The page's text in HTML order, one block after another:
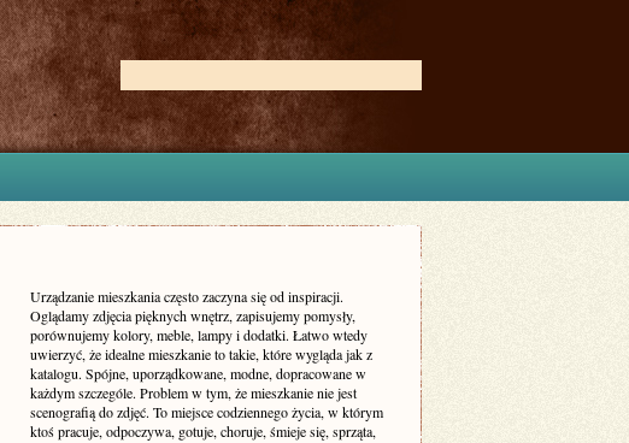
Urządzanie mieszkania często zaczyna się od inspiracji.
Oglądamy zdjęcia pięknych wnętrz, zapisujemy pomysły,
porównujemy kolory, meble, lampy i dodatki. Łatwo wtedy
uwierzyć, że idealne mieszkanie to takie, które wygląda jak z
katalogu. Spójne, uporządkowane, modne, dopracowane w
każdym szczególe. Problem w tym, że mieszkanie nie jest
scenografią do zdjęć. To miejsce codziennego życia, w którym
ktoś pracuje, odpoczywa, gotuje, choruje, śmieje się, sprząta,